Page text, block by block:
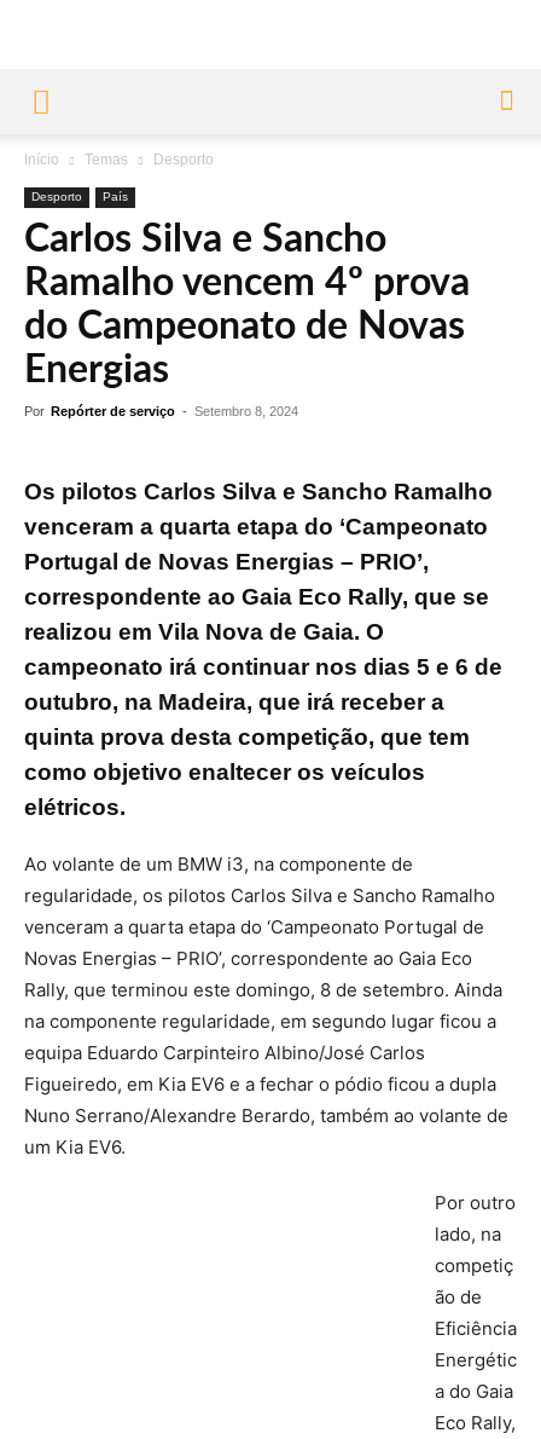
Início Temas Desporto
Desporto País
Carlos Silva e Sancho
Ramalho vencem 4º prova
do Campeonato de Novas
Energias
Por Repórter de serviço - Setembro 8, 2024
Os pilotos Carlos Silva e Sancho Ramalho
venceram a quarta etapa do ‘Campeonato
Portugal de Novas Energias – PRIO’,
correspondente ao Gaia Eco Rally, que se
realizou em Vila Nova de Gaia. O
campeonato irá continuar nos dias 5 e 6 de
outubro, na Madeira, que irá receber a
quinta prova desta competição, que tem
como objetivo enaltecer os veículos
elétricos.
Ao volante de um BMW i3, na componente de
regularidade, os pilotos Carlos Silva e Sancho Ramalho
venceram a quarta etapa do ‘Campeonato Portugal de
Novas Energias – PRIO’, correspondente ao Gaia Eco
Rally, que terminou este domingo, 8 de setembro. Ainda
na componente regularidade, em segundo lugar ficou a
equipa Eduardo Carpinteiro Albino/José Carlos
Figueiredo, em Kia EV6 e a fechar o pódio ficou a dupla
Nuno Serrano/Alexandre Berardo, também ao volante de
um Kia EV6.
Por outro
lado, na
competiç
ão de
Eficiência
Energétic
a do Gaia
Eco Rally,